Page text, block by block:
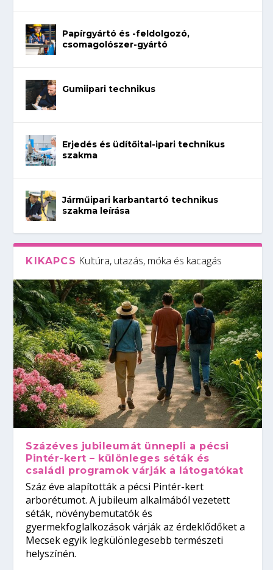
Papírgyártó és -feldolgozó,
csomagolószer-gyártó
Gumiipari technikus
Erjedés és üdítőital-ipari technikus
szakma
Járműipari karbantartó technikus
szakma leírása
KIKAPCS Kultúra, utazás, móka és kacagás
Százéves jubileumát ünnepli a pécsi
Pintér-kert – különleges séták és
családi programok várják a látogatókat
Száz éve alapították a pécsi Pintér-kert
arborétumot. A jubileum alkalmából vezetett
séták, növénybemutatók és
gyermekfoglalkozások várják az érdeklődőket a
Mecsek egyik legkülönlegesebb természeti
helyszínén.